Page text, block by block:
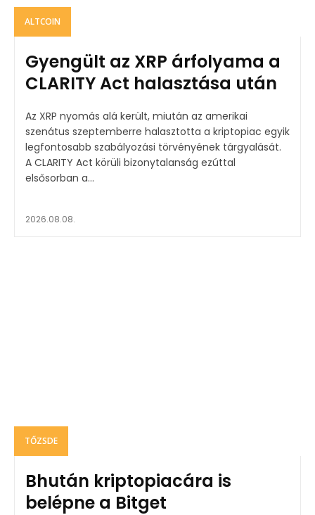
ALTCOIN
Gyengült az XRP árfolyama a
CLARITY Act halasztása után
Az XRP nyomás alá került, miután az amerikai
szenátus szeptemberre halasztotta a kriptopiac egyik
legfontosabb szabályozási törvényének tárgyalását.
A CLARITY Act körüli bizonytalanság ezúttal
elsősorban a...
2026.08.08.
TŐZSDE
Bhután kriptopiacára is
belépne a Bitget